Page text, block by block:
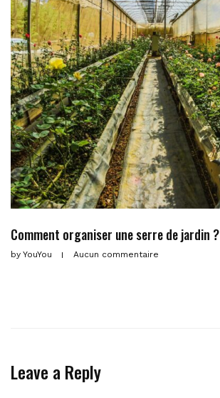
Comment organiser une serre de jardin ?
by YouYou Aucun commentaire
Leave a Reply